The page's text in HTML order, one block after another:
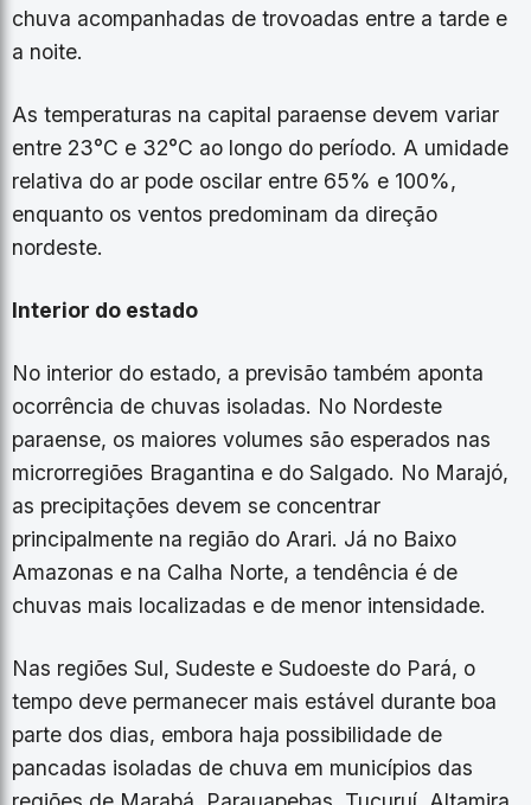
chuva acompanhadas de trovoadas entre a tarde e
a noite.
As temperaturas na capital paraense devem variar
entre 23°C e 32°C ao longo do período. A umidade
relativa do ar pode oscilar entre 65% e 100%,
enquanto os ventos predominam da direção
nordeste.
Interior do estado
No interior do estado, a previsão também aponta
ocorrência de chuvas isoladas. No Nordeste
paraense, os maiores volumes são esperados nas
microrregiões Bragantina e do Salgado. No Marajó,
as precipitações devem se concentrar
principalmente na região do Arari. Já no Baixo
Amazonas e na Calha Norte, a tendência é de
chuvas mais localizadas e de menor intensidade.
Nas regiões Sul, Sudeste e Sudoeste do Pará, o
tempo deve permanecer mais estável durante boa
parte dos dias, embora haja possibilidade de
pancadas isoladas de chuva em municípios das